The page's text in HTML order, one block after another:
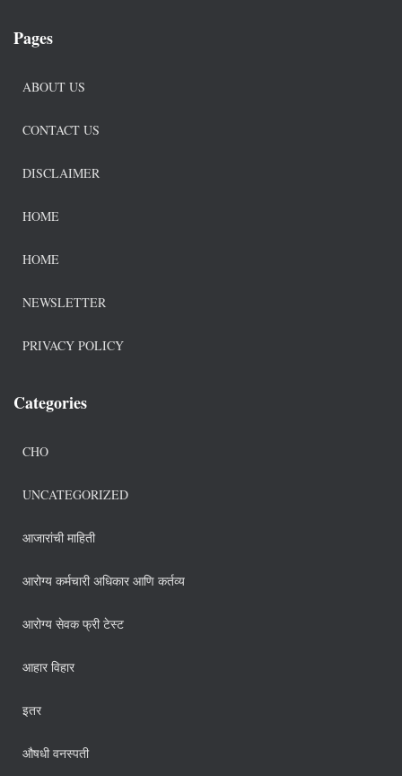
Pages
ABOUT US
CONTACT US
DISCLAIMER
HOME
HOME
NEWSLETTER
PRIVACY POLICY
Categories
CHO
UNCATEGORIZED
आजारांची माहिती
आरोग्य कर्मचारी अधिकार आणि कर्तव्य
आरोग्य सेवक फ्री टेस्ट
आहार विहार
इतर
औषधी वनस्पती